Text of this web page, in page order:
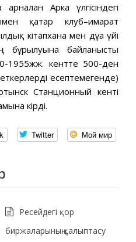
Арка үлгісіндегі
қатар клуб–ғимарат
кітапхана мен дұға үйі
бұрылуына байланысты
1955жж. кентте 500-ден
есептемегенде)
Станционный кенті
кірді.
Twitter Мой мир
Ресейдегі қор
биржаларының қалыптасу